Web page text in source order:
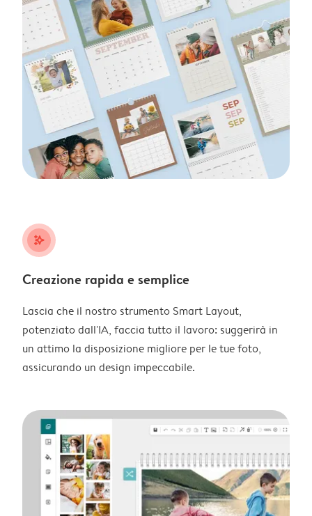
stars_plus
Creazione rapida e semplice
Lascia che il nostro strumento Smart Layout,
potenziato dall'IA, faccia tutto il lavoro: suggerirà in
un attimo la disposizione migliore per le tue foto,
assicurando un design impeccabile.